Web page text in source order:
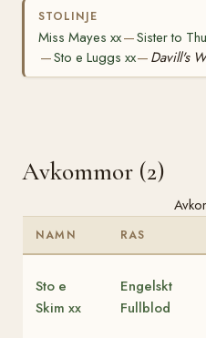
STOLINJE
Miss Mayes xx—Sister to
—Sto e Luggs xx— Davill's
Avkommor (2)
NAMN RAS
Sto e
Skim xx
Engelskt
Fullblod